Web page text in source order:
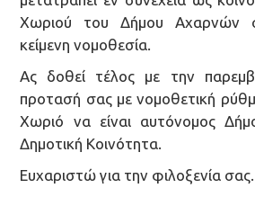
Χωριού του Δήμου Αχαρνών
κείμενη νομοθεσία.
Ας δοθεί τέλος με την
προτασή σας με νομοθετική
Χωριό να είναι αυτόνομος
Δημοτική Κοινότητα.
Ευχαριστώ για την φιλοξενία σας.